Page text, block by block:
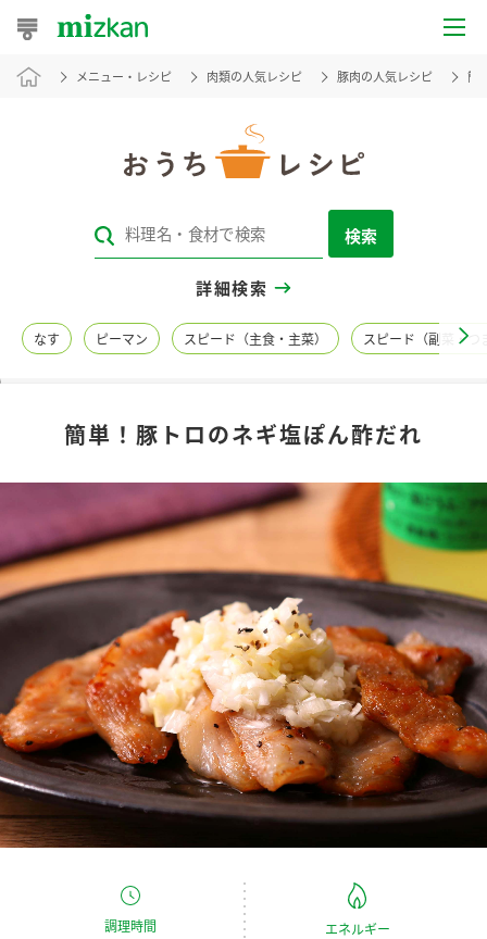
おうちレシピ
レシピカテゴリ一覧
レシピ名特集
商品情報
酢 調味酢
お酢ドリンク ぽん酢
みりん風・料理酒 鍋用調味料
スープ 中華
新商品一覧
キャンペーン情報
ブランド・スペシャルサイト
ブランド・スペシャルサイト トップ
商品ブランドサイト
Fibee（ファイビー）
くらしプラ酢
お酢ドリンク
企業情報
国内事業概要
企業理念
ミツカンを知る
メニュー・レシピ 肉類の人気レシピ 豚肉の人気レシピ 簡
検索
詳細検索
なす ピーマン スピード（主食・主菜） スピード（副菜・つ
簡単！豚トロのネギ塩ぽん酢だれ
調理時間 エネルギー